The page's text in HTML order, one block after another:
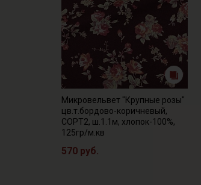
Микровельвет "Крупные розы"
цв.т.бордово-коричневый,
СОРТ2, ш.1.1м, хлопок-100%,
125гр/м.кв
570 руб.